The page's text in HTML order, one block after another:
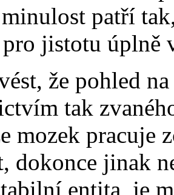
minulost patří
jistotu úplně
že pohled
tak
mozek pracuje
dokonce jinak
entita, je